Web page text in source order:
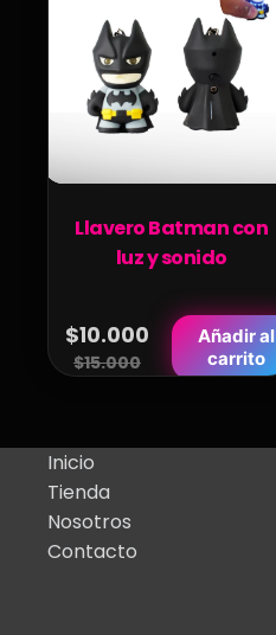
Llavero Batman con
luz y sonido
$15.000
Original
$15.000.
$10.000
Current
$10.000.
Añadir al
carrito
Inicio
Tienda
Nosotros
Contacto